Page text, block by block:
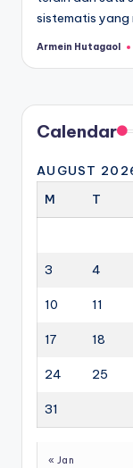
sistematis yang
Posted
Armein Hutagaol
Calendar
AUGUST
M
T
3 4
10 11
17 18
24 25
31
« Jan